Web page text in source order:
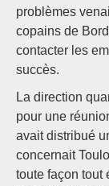
problèmes
copains de
contacter les
succès.
La direction
pour une
avait distribué
concernait
toute façon tout